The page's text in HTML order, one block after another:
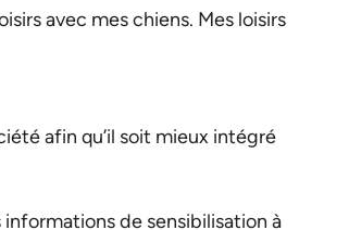
avec mes chiens. Mes loisirs
afin qu’il soit mieux intégré
de sensibilisation à